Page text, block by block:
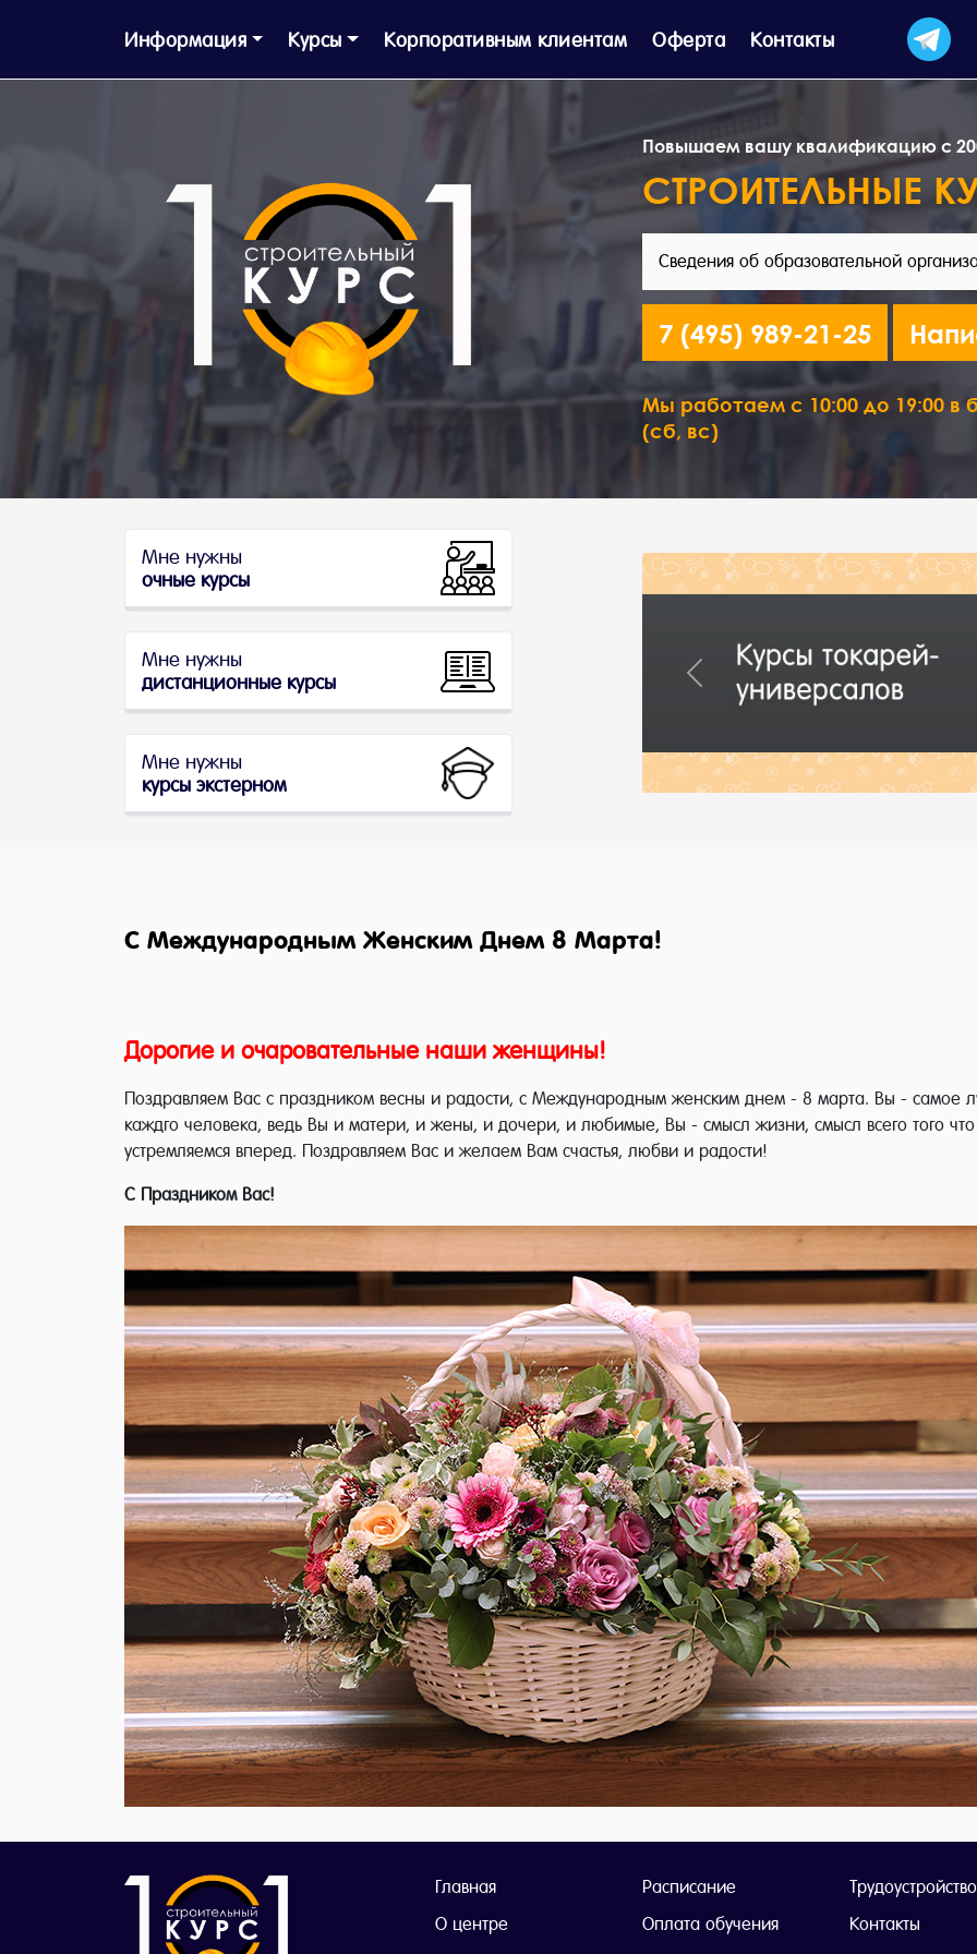
Информация Курсы Корпоративным клиентам Оферта Контакты
Повышаем вашу квалификацию с
СТРОИТЕЛЬНЫЕ
Сведения об образовательной
7 (495) 989-21-25
Мы работаем с 10:00 до 19:00 в
(сб, вс)
Мне нужны
очные курсы
Мне нужны
дистанционные курсы
Мне нужны
курсы экстерном
Previous
С Международным Женским Днем 8 Марта!
Дорогие и очаровательные наши женщины!
Поздравляем Вас с праздником весны и радости, с Международным женским днем - 8 марта. Вы - самое
каждго человека, ведь Вы и матери, и жены, и дочери, и любимые, Вы - смысл жизни, смысл всего того
устремляемся вперед. Поздравляем Вас и желаем Вам счастья, любви и радости!
С Праздником Вас!
Главная
О центре
Расписание
Оплата обучения
Трудоустройство
Контакты